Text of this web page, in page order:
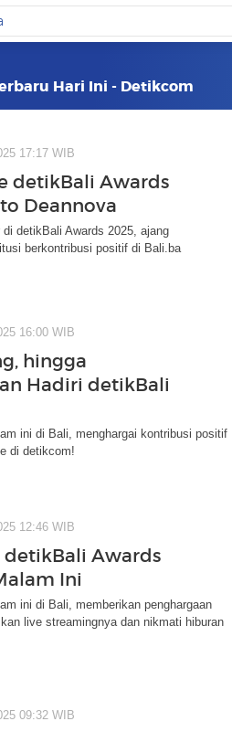
Hari Ini - Detikcom
17:17 WIB
detikBali Awards
Deannova
detikBali Awards 2025, ajang
berkontribusi positif di Bali.ba
16:00 WIB
hingga
Hadiri detikBali
ini di Bali, menghargai kontribusi positif
di detikcom!
12:46 WIB
detikBali Awards
Ini
ini di Bali, memberikan penghargaan
live streamingnya dan nikmati hiburan
09:32 WIB